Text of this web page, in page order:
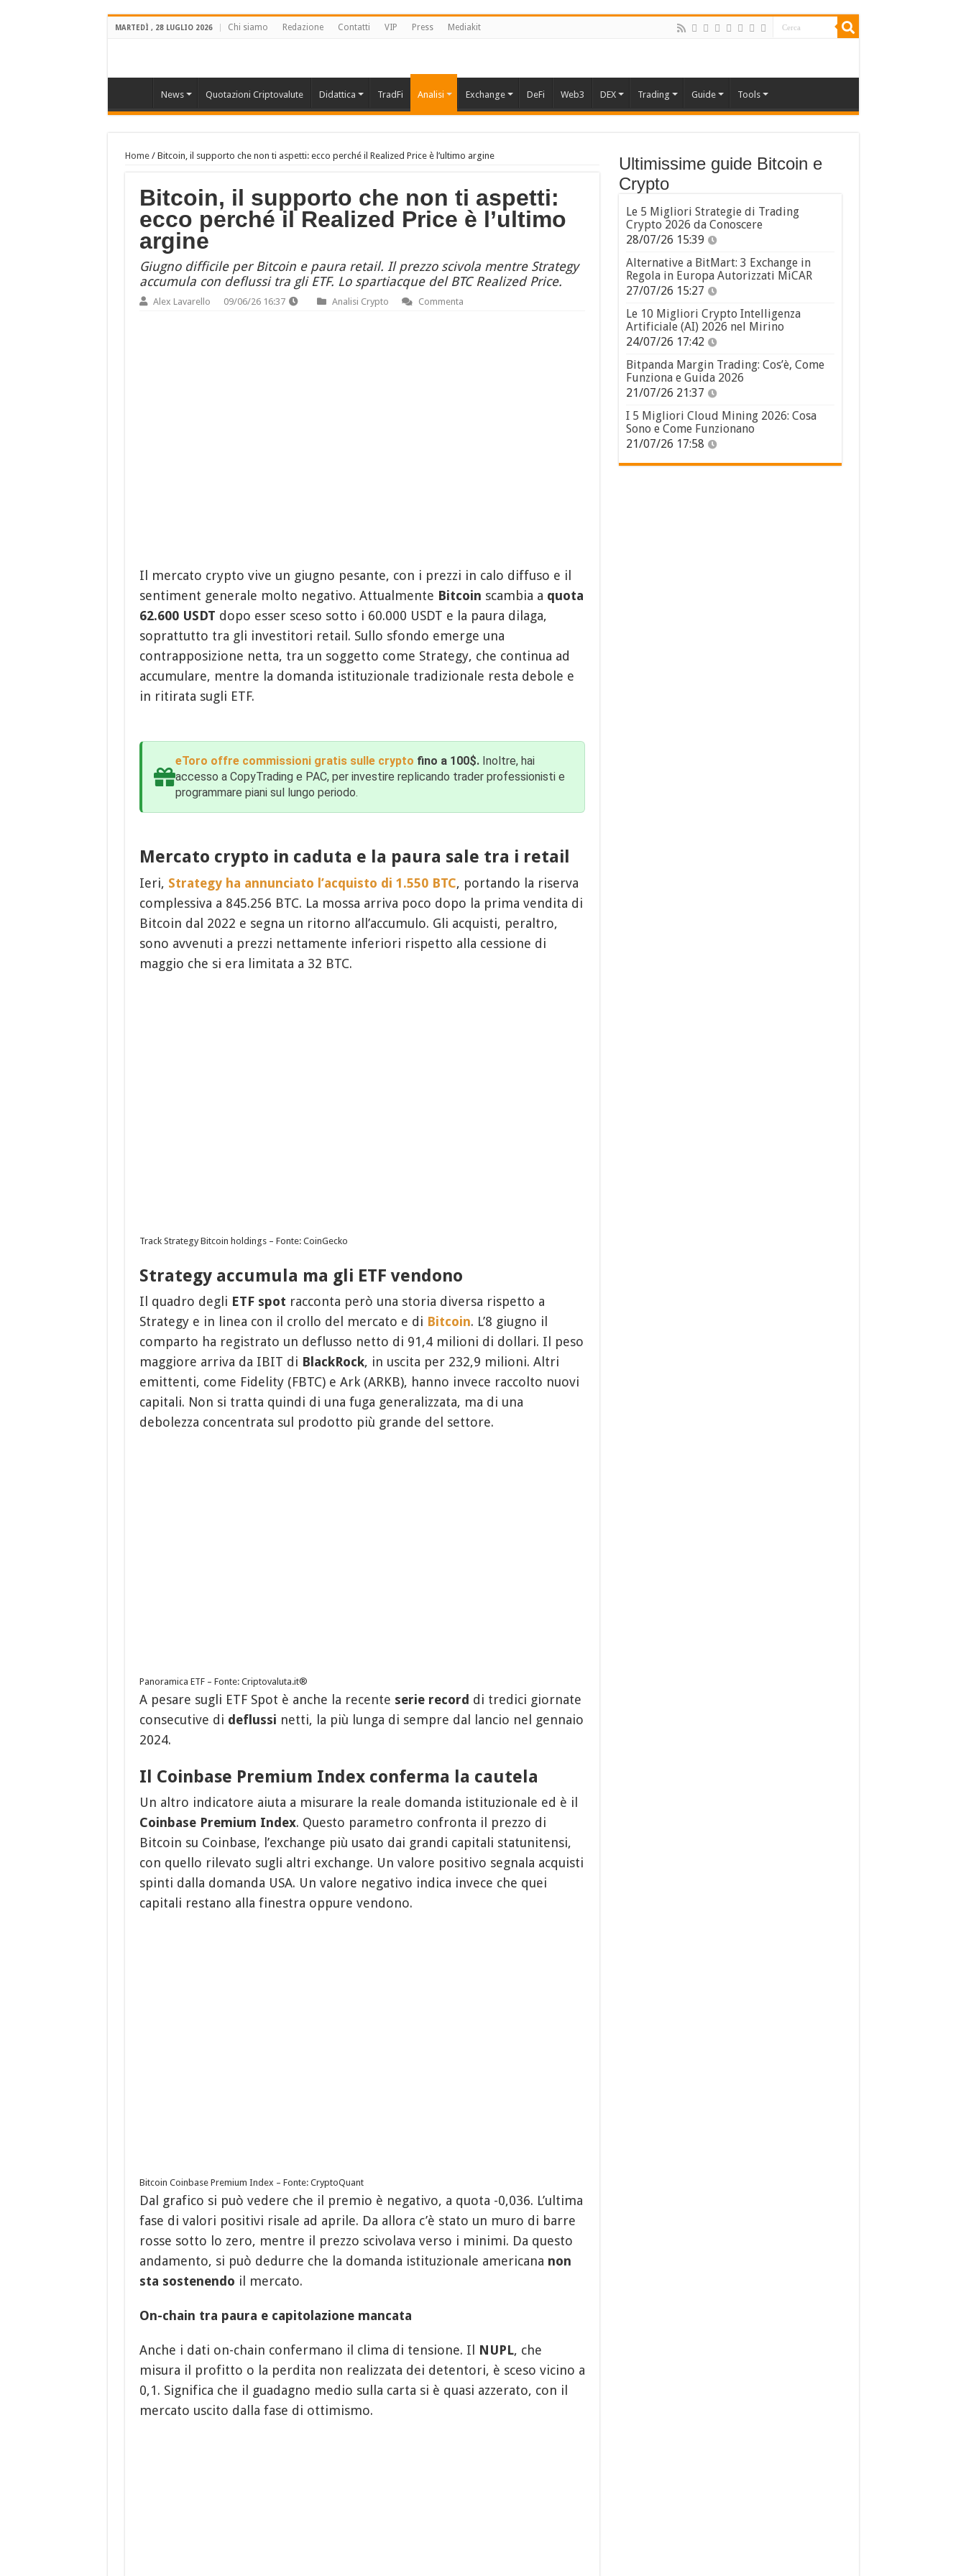
MARTEDÌ , 28 LUGLIO 2026 Chi siamo Redazione Contatti VIP Press Mediakit
News Quotazioni Criptovalute Didattica TradFi Analisi Exchange DeFi Web3 DEX Trading Guide Tools
Home/ Bitcoin, il supporto che non ti aspetti: ecco perché il Realized Price è l’ultimo argine
Bitcoin, il supporto che non ti aspetti:
ecco perché il Realized Price è l’ultimo
argine
Giugno difficile per Bitcoin e paura retail. Il prezzo scivola mentre Strategy
accumula con deflussi tra gli ETF. Lo spartiacque del BTC Realized Price.
Alex Lavarello 09/06/26 16:37 Analisi Crypto Commenta
Il mercato crypto vive un giugno pesante, con i prezzi in calo diffuso e il
sentiment generale molto negativo. Attualmente Bitcoin scambia a quota
62.600 USDT dopo esser sceso sotto i 60.000 USDT e la paura dilaga,
soprattutto tra gli investitori retail. Sullo sfondo emerge una
contrapposizione netta, tra un soggetto come Strategy, che continua ad
accumulare, mentre la domanda istituzionale tradizionale resta debole e
in ritirata sugli ETF.
eToro offre commissioni gratis sulle crypto fino a 100$.Inoltre, hai
accesso a CopyTrading e PAC, per investire replicando trader professionisti e
programmare piani sul lungo periodo.
Mercato crypto in caduta e la paura sale tra i retail
Ieri, Strategy ha annunciato l’acquisto di 1.550 BTC, portando la riserva
complessiva a 845.256 BTC. La mossa arriva poco dopo la prima vendita di
Bitcoin dal 2022 e segna un ritorno all’accumulo. Gli acquisti, peraltro,
sono avvenuti a prezzi nettamente inferiori rispetto alla cessione di
maggio che si era limitata a 32 BTC.
Track Strategy Bitcoin holdings – Fonte: CoinGecko
Strategy accumula ma gli ETF vendono
Il quadro degli ETF spot racconta però una storia diversa rispetto a
Strategy e in linea con il crollo del mercato e di Bitcoin. L’8 giugno il
comparto ha registrato un deflusso netto di 91,4 milioni di dollari. Il peso
maggiore arriva da IBIT di BlackRock, in uscita per 232,9 milioni. Altri
emittenti, come Fidelity (FBTC) e Ark (ARKB), hanno invece raccolto nuovi
capitali. Non si tratta quindi di una fuga generalizzata, ma di una
debolezza concentrata sul prodotto più grande del settore.
Panoramica ETF – Fonte: Criptovaluta.it®
A pesare sugli ETF Spot è anche la recente serie record di tredici giornate
consecutive di deflussi netti, la più lunga di sempre dal lancio nel gennaio
2024.
Il Coinbase Premium Index conferma la cautela
Un altro indicatore aiuta a misurare la reale domanda istituzionale ed è il
Coinbase Premium Index. Questo parametro confronta il prezzo di
Bitcoin su Coinbase, l’exchange più usato dai grandi capitali statunitensi,
con quello rilevato sugli altri exchange. Un valore positivo segnala acquisti
spinti dalla domanda USA. Un valore negativo indica invece che quei
capitali restano alla finestra oppure vendono.
Bitcoin Coinbase Premium Index – Fonte: CryptoQuant
Dal grafico si può vedere che il premio è negativo, a quota -0,036. L’ultima
fase di valori positivi risale ad aprile. Da allora c’è stato un muro di barre
rosse sotto lo zero, mentre il prezzo scivolava verso i minimi. Da questo
andamento, si può dedurre che la domanda istituzionale americana non
sta sostenendo il mercato.
On-chain tra paura e capitolazione mancata
Anche i dati on-chain confermano il clima di tensione. Il NUPL, che
misura il profitto o la perdita non realizzata dei detentori, è sceso vicino a
0,1. Significa che il guadagno medio sulla carta si è quasi azzerato, con il
mercato uscito dalla fase di ottimismo.
Ultimissime guide Bitcoin e
Crypto
Le 5 Migliori Strategie di Trading
Crypto 2026 da Conoscere
28/07/26 15:39
Alternative a BitMart: 3 Exchange in
Regola in Europa Autorizzati MiCAR
27/07/26 15:27
Le 10 Migliori Crypto Intelligenza
Artificiale (AI) 2026 nel Mirino
24/07/26 17:42
Bitpanda Margin Trading: Cos’è, Come
Funziona e Guida 2026
21/07/26 21:37
I 5 Migliori Cloud Mining 2026: Cosa
Sono e Come Funzionano
21/07/26 17:58